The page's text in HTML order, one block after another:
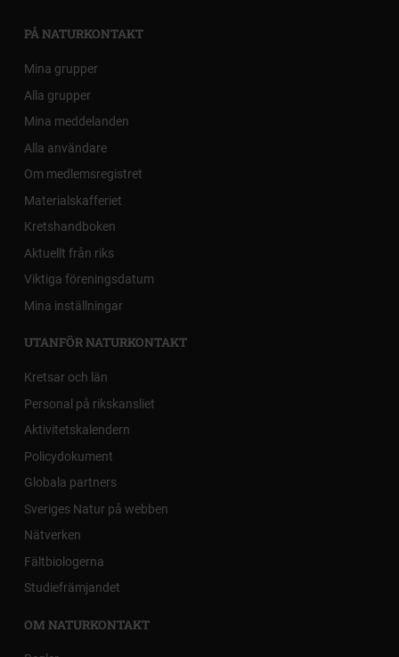
PÅ NATURKONTAKT
Mina grupper
Alla grupper
Mina meddelanden
Alla användare
Om medlemsregistret
Materialskafferiet
Kretshandboken
Aktuellt från riks
Viktiga föreningsdatum
Mina inställningar
UTANFÖR NATURKONTAKT
Kretsar och län
Personal på rikskansliet
Aktivitetskalendern
Policydokument
Globala partners
Sveriges Natur på webben
Nätverken
Fältbiologerna
Studiefrämjandet
OM NATURKONTAKT